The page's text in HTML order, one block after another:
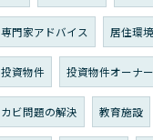
専門家アドバイス 居住環境
投資物件 投資物件オーナー
カビ問題の解決 教育施設